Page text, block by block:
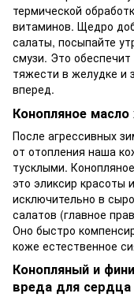
термической
витаминов. Щедро
салаты, посыпайте
смузи. Это
тяжести в желудке и
вперед.
Конопляное
После агрессивных
от отопления наша
тусклыми.
это эликсир красоты
исключительно в
салатов (главное
Оно быстро
коже естественное
Конопляный и
вреда для сердца